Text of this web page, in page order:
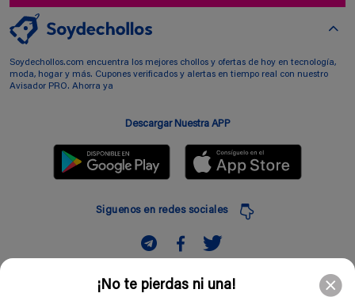
¡No te pierdas ni una!
Soydechollos.com encuentra los mejores chollos y ofertas de hoy en tecnología,
moda, hogar y más. Cupones verificados y alertas en tiempo real con nuestro
Avisador PRO. Ahorra ya
Descargar Nuestra APP
Siguenos en redes sociales
Suscribir